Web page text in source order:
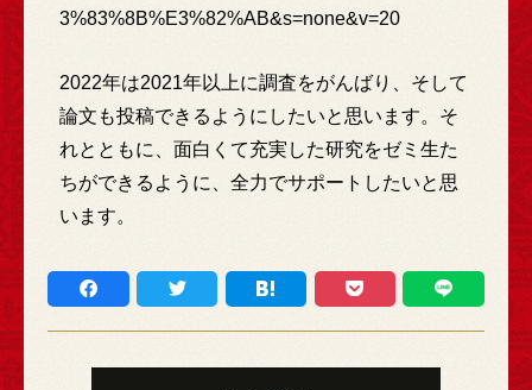
3%83%8B%E3%82%AB&s=none&v=20
2022年は2021年以上に調査をがんばり、そして
論文も投稿できるようにしたいと思います。そ
れとともに、面白くて充実した研究をゼミ生た
ちができるように、全力でサポートしたいと思
います。